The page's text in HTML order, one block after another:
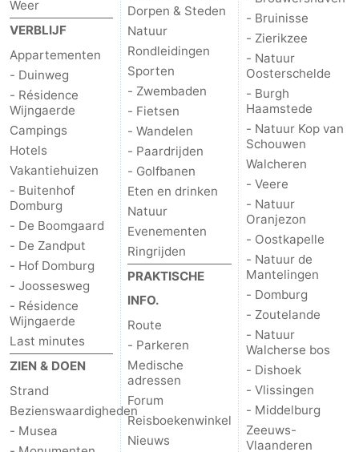
centra
Dorpen
Steden
Rondleidingen
Sporten
-
Zwembaden
Fietsen
Wandelen
Paardrijden
Golfbanen
Eten
en
drinken
Evenementen
Ringrijden
Praktisch
Weer
VERBLIJF
Appartementen
- Duinweg
- Résidence
Wijngaerde
Campings
Hotels
Vakantiehuizen
- Buitenhof
Domburg
- De Boomgaard
- De Zandput
- Hof Domburg
- Joossesweg
- Résidence
Wijngaerde
Last minutes
ZIEN & DOEN
Strand
Bezienswaardigheden
- Musea
Dorpen & Steden
Natuur
Rondleidingen
Sporten
- Zwembaden
- Fietsen
- Wandelen
- Paardrijden
- Golfbanen
Eten en drinken
Natuur
Evenementen
Ringrijden
PRAKTISCHE
INFO.
Route
- Parkeren
Medische
adressen
Forum
Reisboekenwinkel
Nieuws
- Bruinisse
- Zierikzee
- Natuur
Oosterschelde
- Burgh
Haamstede
- Natuur Kop van
Schouwen
Walcheren
- Veere
- Natuur
Oranjezon
- Oostkapelle
- Natuur de
Mantelingen
- Domburg
- Zoutelande
- Natuur
Walcherse bos
- Dishoek
- Vlissingen
- Middelburg
Zeeuws-
Vlaanderen